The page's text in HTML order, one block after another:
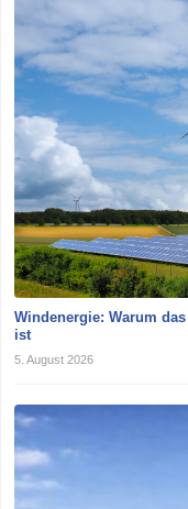
Windenergie: Warum
ist
5. August 2026